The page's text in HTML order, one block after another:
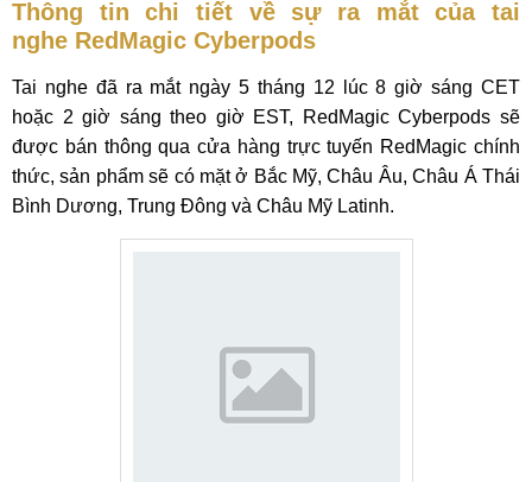
Thông tin chi tiết về sự ra mắt của tai
nghe RedMagic Cyberpods
Tai nghe đã ra mắt ngày 5 tháng 12 lúc 8 giờ sáng CET
hoặc 2 giờ sáng theo giờ EST, RedMagic Cyberpods sẽ
được bán thông qua cửa hàng trực tuyến RedMagic chính
thức, sản phẩm sẽ có mặt ở Bắc Mỹ, Châu Âu, Châu Á Thái
Bình Dương, Trung Đông và Châu Mỹ Latinh.